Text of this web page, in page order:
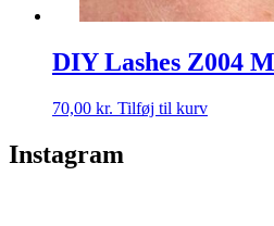
DIY Lashes Z004
70,00 kr. Tilføj til kurv
Instagram